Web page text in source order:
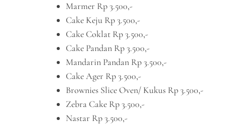
Marmer Rp 3.500,-
Cake Keju Rp 3.500,-
Cake Coklat Rp 3.500,-
Cake Pandan Rp 3.500,-
Mandarin Pandan Rp 3.500,-
Cake Ager Rp 3.500,-
Brownies Slice Oven/ Kukus Rp 3.500,-
Zebra Cake Rp 3.500,-
Nastar Rp 3.500,-